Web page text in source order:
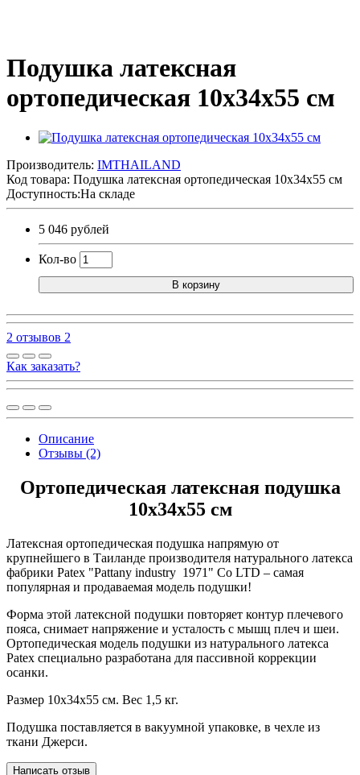
Подушка латексная
ортопедическая 10x34x55 см
Производитель: IMTHAILAND
Код товара: Подушка латексная ортопедическая 10x34x55 см
Доступность:На складе
5 046 рублей
Кол-во
В корзину
2 отзывов 2
Как заказать?
Описание
Отзывы (2)
Ортопедическая латексная подушка
10x34x55 см
Латексная ортопедическая подушка напрямую от
крупнейшего в Таиланде производителя натурального латекса
фабрики Patex "Pattany industry 1971" Co LTD – самая
популярная и продаваемая модель подушки!
Форма этой латексной подушки повторяет контур плечевого
пояса, снимает напряжение и усталость с мышц плеч и шеи.
Ортопедическая модель подушки из натурального латекса
Patex специально разработана для пассивной коррекции
осанки.
Размер 10x34x55 см. Вес 1,5 кг.
Подушка поставляется в вакуумной упаковке, в чехле из
ткани Джерси.
Написать отзыв